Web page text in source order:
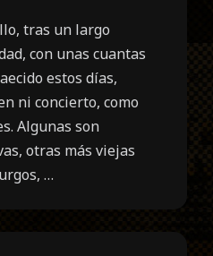
tras un largo
con unas cuantas
estos días,
ni concierto, como
Algunas son
otras más viejas
…